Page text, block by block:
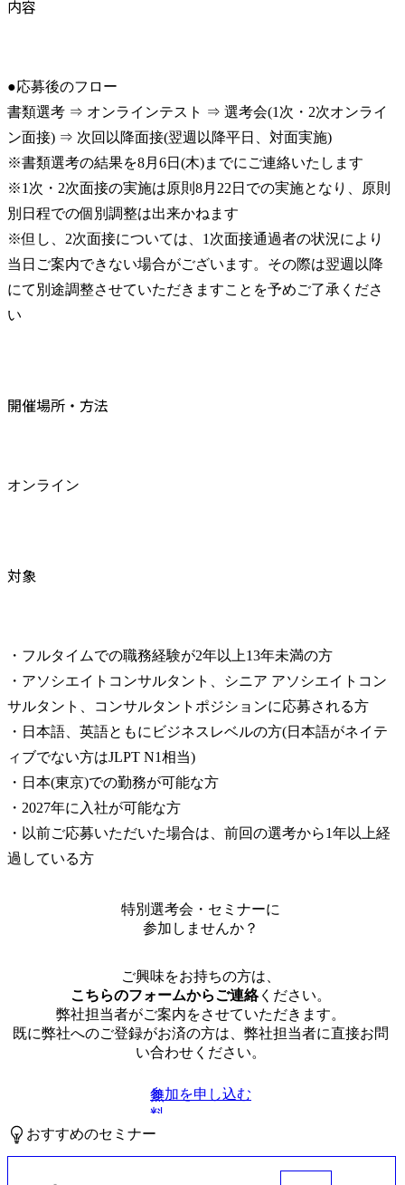
内容
●応募後のフロー
書類選考 ⇒ オンラインテスト ⇒ 選考会(1次・2次オンライ
ン面接) ⇒ 次回以降面接(翌週以降平日、対面実施)
※書類選考の結果を8月6日(木)までにご連絡いたします
※1次・2次面接の実施は原則8月22日での実施となり、原則
別日程での個別調整は出来かねます
※但し、2次面接については、1次面接通過者の状況により
当日ご案内できない場合がございます。その際は翌週以降
にて別途調整させていただきますことを予めご了承くださ
い
開催場所・方法
オンライン
対象
・フルタイムでの職務経験が2年以上13年未満の方
・アソシエイトコンサルタント、シニア アソシエイトコン
サルタント、コンサルタントポジションに応募される方
・日本語、英語ともにビジネスレベルの方(日本語がネイテ
ィブでない方はJLPT N1相当)
・日本(東京)での勤務が可能な方
・2027年に入社が可能な方
・以前ご応募いただいた場合は、前回の選考から1年以上経
過している方
特別選考会・セミナーに
参加しませんか？
ご興味をお持ちの方は、
こちらのフォームからご連絡ください。
弊社担当者がご案内をさせていただきます。
既に弊社へのご登録がお済の方は、弊社担当者に直接お問
い合わせください。
無
料
参加を申し込む
おすすめのセミナー